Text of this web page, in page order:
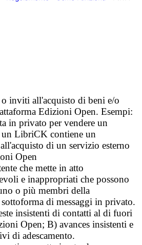
inviti all'acquisto di beni e/o
Edizioni Open. Esempi:
in privato per vendere un
LibriCK contiene un
di un servizio esterno
Open
che mette in atto
e inappropriati che possono
o più membri della
di messaggi in privato.
insistenti di contatti al di fuori
Open; B) avances insistenti e
di adescamento.